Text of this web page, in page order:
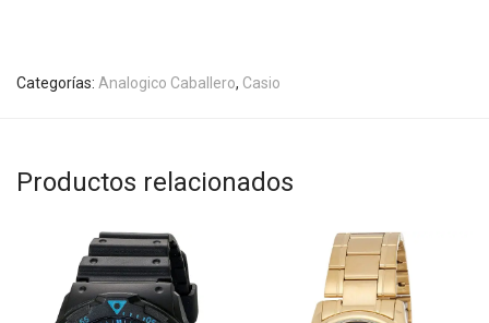
Categorías: Analogico Caballero, Casio
Productos relacionados